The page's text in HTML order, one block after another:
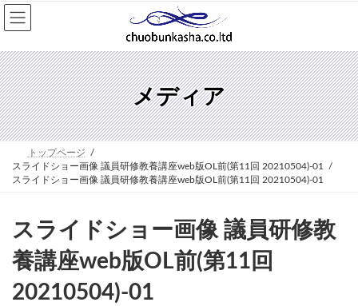
コ
ン
ン
ツ
へ
ス
キ
ッ
プ
ナ
ビ
ー
シ
ョ
ン
に
移
動
メディア
トップページ
スライドショー画像 議員研修教養講座web版OL前(第11回 20210504)-01
スライドショー画像 議員研修教養講座web版OL前(第11回 20210504)-01
スライドショー画像 議員研修教
養講座web版OL前(第11回
20210504)-01